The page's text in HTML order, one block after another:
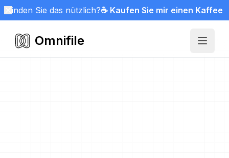
Finden Sie das nützlich?☕ Kaufen Sie mir einen Kaffee
Omnifile